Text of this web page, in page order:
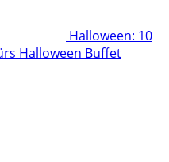
Halloween: 10
Halloween Buffet